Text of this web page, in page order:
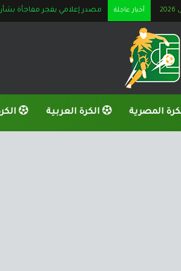
أخبار عاجلة خطاب عاجل من رابطة
المصرية الكرة العربية